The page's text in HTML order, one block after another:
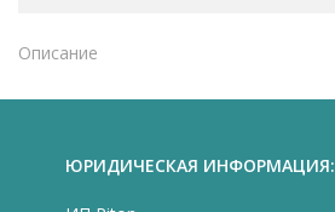
Описание
ЮРИДИЧЕСКАЯ ИНФОРМАЦИЯ: